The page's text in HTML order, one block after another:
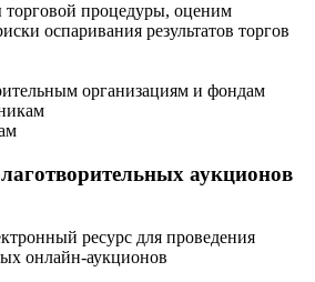
процедуры, оценим
оспаривания результатов торгов
организациям и фондам
аукционов
ресурс для проведения
онлайн-аукционов